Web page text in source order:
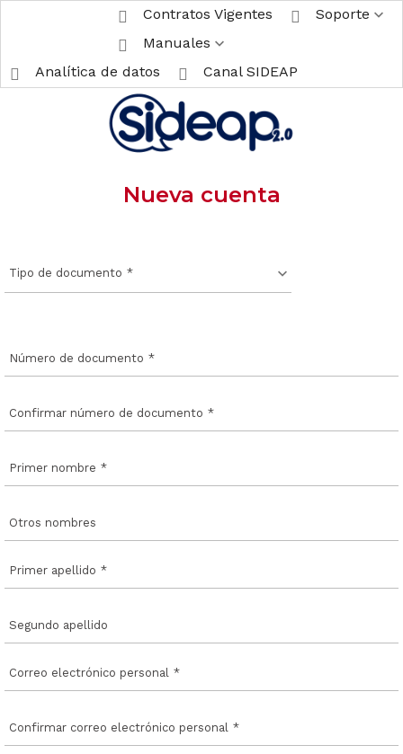
Contratos Vigentes
Soporte
Manuales
Analítica de datos
Canal SIDEAP
Nueva cuenta
Tipo de documento *
Número de documento *
Confirmar número de documento *
Primer nombre *
Otros nombres
Primer apellido *
Segundo apellido
Correo electrónico personal *
Confirmar correo electrónico personal *